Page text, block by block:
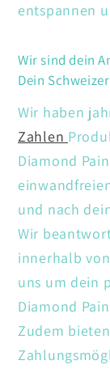
entspannen
Wir sind dein
Dein
Wir haben
Zahlen
Diamond
und nach
Wir
innerhalb
uns um dein
Diamond
Zudem